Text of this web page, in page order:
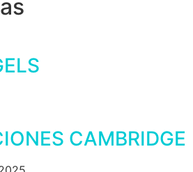
CAMBRIDGE